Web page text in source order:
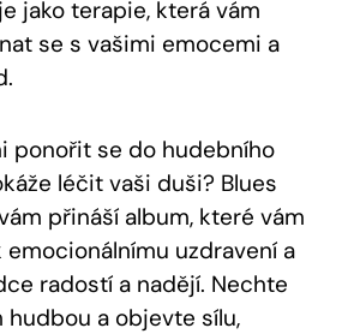
jako terapie, která vám
se s vašimi emocemi a
ponořit se do hudebního
léčit vaši duši? Blues
přináší album, které vám
uzdravení a
radostí a nadějí. Nechte
a objevte sílu,